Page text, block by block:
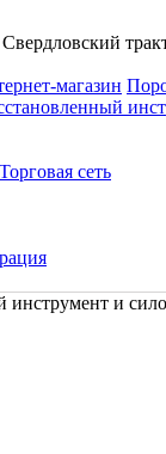
магазин
Торговая сеть
и